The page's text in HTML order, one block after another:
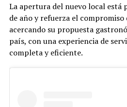
La apertura del nuevo local está
de año y refuerza el compromiso
acercando su propuesta
país, con una experiencia de
completa y eficiente.